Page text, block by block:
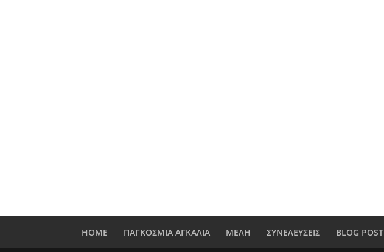
HOME ΠΑΓΚΟΣΜΙΑ ΑΓΚΑΛΙΑ ΜΕΛΗ ΣΥΝΕΛΕΥΣΕΙΣ BLOG POST